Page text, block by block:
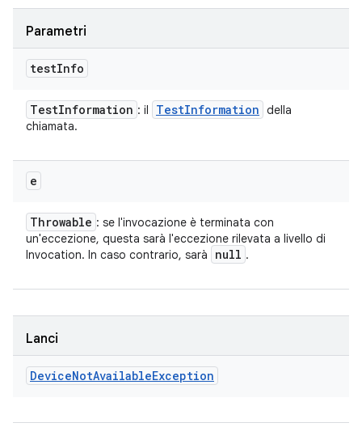
Parametri
testInfo
TestInformation : il TestInformation della
chiamata.
e
Throwable : se l'invocazione è terminata con
un'eccezione, questa sarà l'eccezione rilevata a livello di
Invocation. In caso contrario, sarà
null .
Lanci
DeviceNotAvailableException